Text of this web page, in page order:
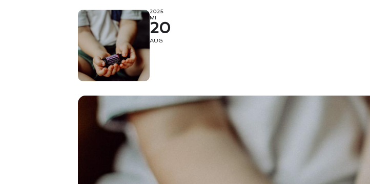
2025
MI
20
AUG